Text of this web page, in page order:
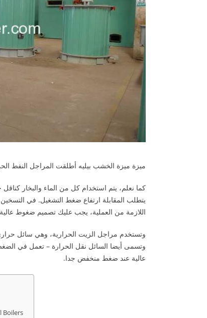
ميزة ميزة الخشب بيليه أطلقت المراجل النفط
يتطلب المقابلة ارتفاع ضغط التشغيل. في
اللازمة من العملية، يجب عليك تصميم ضغوط عالية
وتستخدم مراجل الزيت الحرارية، وهي سائل
عالية عند ضغط منخفض جدا.
Boilers